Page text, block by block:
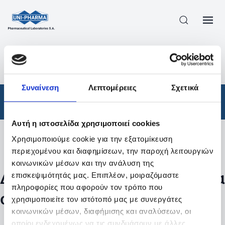
Συναίνεση Λεπτομέρειες Σχετικά
Αυτή η ιστοσελίδα χρησιμοποιεί cookies
Χρησιμοποιούμε cookie για την εξατομίκευση
περιεχομένου και διαφημίσεων, την παροχή λειτουργιών
κοινωνικών μέσων και την ανάλυση της
επισκεψιμότητάς μας. Επιπλέον, μοιραζόμαστε
πληροφορίες που αφορούν τον τρόπο που
χρησιμοποιείτε τον ιστότοπό μας με συνεργάτες
κοινωνικών μέσων, διαφήμισης και αναλύσεων, οι
οποίοι ενδεχομένως να τις συνδυάσουν με άλλες
ΠΡΟΪΟΝΤΑ
ΑΠΟΤΕΛΕΣΜΑΤΑ ΑΝΑΖΗΤΗΣΗΣ
Φάρμακα
Φίλτρα
Δεν βρέθηκαν προϊόντα με τα
συγκεκριμένα φίλτρα